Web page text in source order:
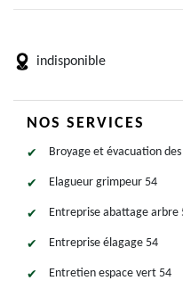
indisponible
NOS SERVICES
Broyage et évacuation
Elagueur grimpeur 54
Entreprise abattage arbre
Entreprise élagage 54
Entretien espace vert 54